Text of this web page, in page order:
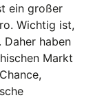
ein großer
Wichtig ist,
haben
Markt